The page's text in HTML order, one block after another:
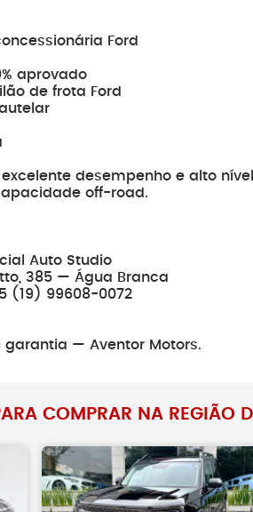
Ford
aprovado
de frota Ford
desempenho e alto
off-road.
Auto Studio
385 — Água Branca
(19) 99608-0072
garantia — Aventor Motors.
COMPRAR NA